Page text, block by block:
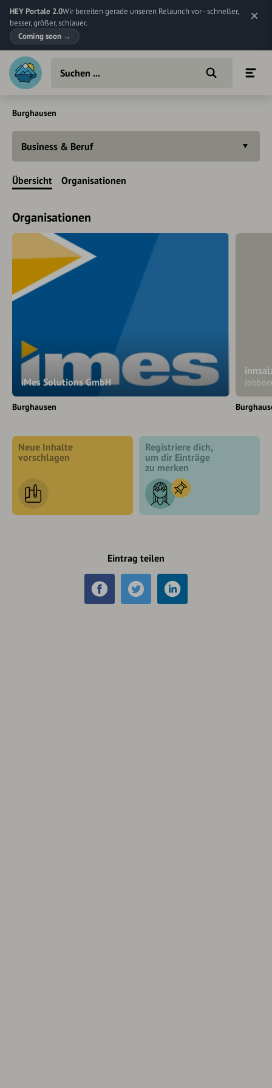
HEY Portale 2.0Wir bereiten gerade unseren Relaunch vor - schneller,
besser, größer, schlauer.
Coming soon →
Burghausen
Business & Beruf
Übersicht Organisationen
Organisationen
iMes Solutions GmbH
Burghausen
Neue Inhalte
vorschlagen
Registriere dich,
um dir Einträge
zu merken
Eintrag teilen